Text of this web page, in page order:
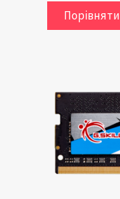
Порівняти